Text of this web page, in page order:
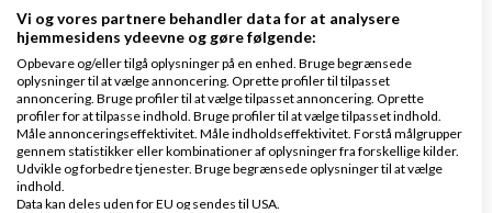
front. Jeg har prøvet, at finde nogle relevante
hvor jeg kan komme med godeindlæg
linkjuice. Men jeg synes, at det er begrænset med
investeringsblog og lignende - det er nok bare mig,
der ikke kan se skoven for bare træer.
Ha' en god dag.
Vi og vores partnere behandler data for at analysere
hjemmesidens ydeevne og gøre følgende:
Opbevare og/eller tilgå oplysninger på en enhed. Bruge begrænsede
oplysninger til at vælge annoncering. Oprette profiler til tilpasset
annoncering. Bruge profiler til at vælge tilpasset annoncering. Oprette
profiler for at tilpasse indhold. Bruge profiler til at vælge tilpasset indhold.
Måle annonceringseffektivitet. Måle indholdseffektivitet. Forstå målgrupper
gennem statistikker eller kombinationer af oplysninger fra forskellige kilder.
Udvikle og forbedre tjenester. Bruge begrænsede oplysninger til at vælge
indhold.
Data kan deles uden for EU og sendes til USA.